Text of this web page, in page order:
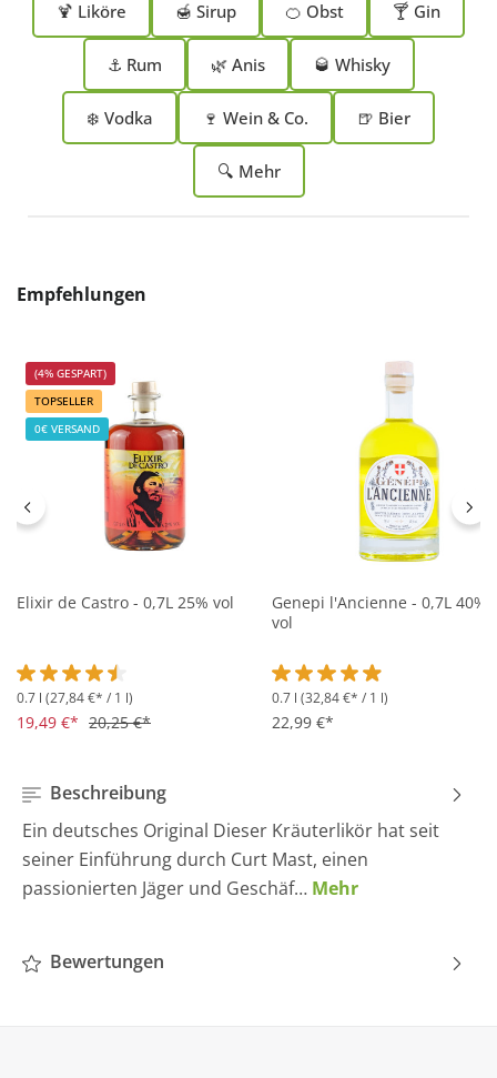
🍹 Liköre 🍯 Sirup 🍊 Obst 🍸 Gin
⚓ Rum 🌿 Anis 🥃 Whisky
❄️ Vodka 🍷 Wein & Co. 🍺 Bier
🔍 Mehr
Produktgalerie überspringen
Empfehlungen
(4% GESPART)
TOPSELLER
0€ VERSAND
Elixir de Castro - 0,7L 25% vol
Durchschnittliche Bewertung von 4.5 von 5 Sternen
0.7 l (27,84 €* / 1 l)
19,49 €* 20,25 €*
Genepi l'Ancienne - 0,7L 40%
vol
Durchschnittliche
0.7 l (32,84 €* / 1 l)
22,99 €*
Beschreibung
Ein deutsches Original Dieser Kräuterlikör hat seit
seiner Einführung durch Curt Mast, einen
passionierten Jäger und Geschäf… Mehr
Bewertungen